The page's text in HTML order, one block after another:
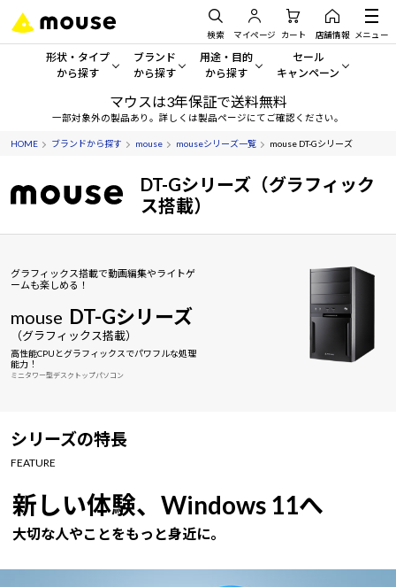
検索 マイページ カート 店舗情報 メニュー
形状・タイプ
から探す
形状・タイプから探す をすべてみる
デスクトップPC
ノートPC
タブレット
サーバー
ワークステーション
ブランド
から探す
mouse
G TUNE
NEXTGEAR
DAIV
MousePro
iiyama
Windows 11|
用途・目的
から探す
一般向けパソコン
ゲーミングPC・ゲーム向けパソコン
クリエイティブ向け
ビジネス向けパソコン
セール
キャンペーン
セール・キャンペー
期間限定セール
おすすめ目玉パソコン
今イチオシのパソコンをピ
Windows 11 Copilot+ PC
マウスは3年保証で送料無料
一部対象外の製品あり。詳しくは製品ページにてご確認ください。
HOME ブランドから探す mouse mouseシリーズ一覧 mouse DT-Gシリーズ
DT-Gシリーズ（グラフィック
ス搭載）
グラフィックス搭載で動画編集やライトゲ
ームも楽しめる！
mouse DT-Gシリーズ
（グラフィックス搭載）
高性能CPUとグラフィックスでパワフルな処理
能力！
ミニタワー型デスクトップパソコン
シリーズの特長
FEATURE
新しい体験、Windows 11へ
大切な人やことをもっと身近に。